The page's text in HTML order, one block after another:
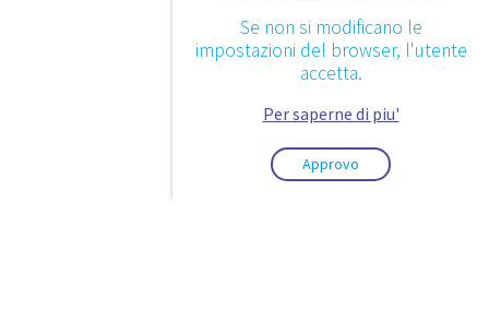
Se non si modificano le
impostazioni del browser, l'utente
accetta.
Per saperne di piu'
Approvo